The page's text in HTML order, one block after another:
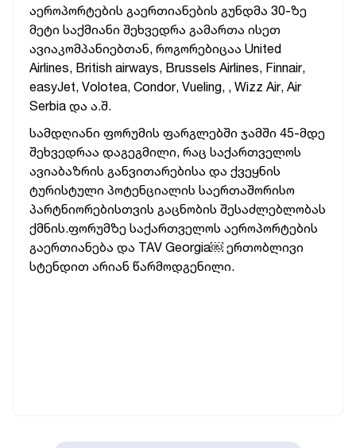
აეროპორტების გაერთიანების გუნდმა 30-ზე
მეტი საქმიანი შეხვედრა გამართა ისეთ
ავიაკომპანიებთან, როგორებიცაა United
Airlines, British airways, Brussels Airlines, Finnair,
easyJet, Volotea, Condor, Vueling, , Wizz Air, Air
Serbia და ა.შ.
სამდღიანი ფორუმის ფარგლებში ჯამში 45-მდე
შეხვედრაა დაგეგმილი, რაც საქართველოს
ავიაბაზრის განვითარებისა და ქვეყნის
ტურისტული პოტენციალის საერთაშორისო
პარტნიორებისთვის გაცნობის შესაძლებლობას
ქმნის.ფორუმზე საქართველოს აეროპორტების
გაერთიანება და TAV Georgia￼ ერთობლივი
სტენდით არიან წარმოდგენილი.